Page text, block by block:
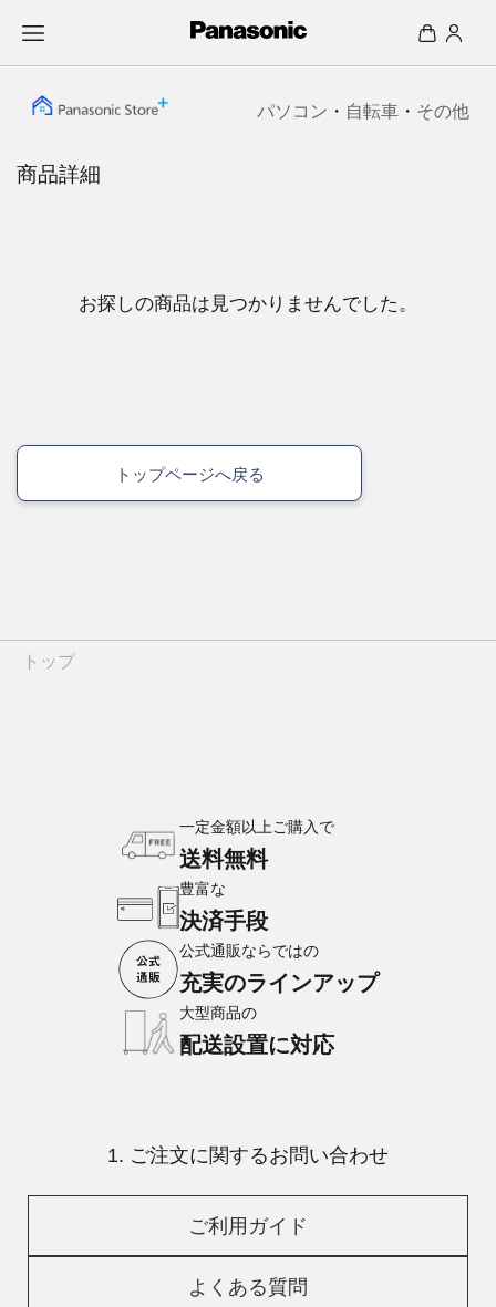
パソコン ・ 自転車 ・ その他
商品詳細
お探しの商品は見つかりませんでした。
トップページへ戻る
トップ
一定金額以上ご購入で
送料無料
豊富な
決済手段
公式通販ならではの
充実のラインアップ
大型商品の
配送設置に対応
1. ご注文に関するお問い合わせ
ご利用ガイド
よくある質問